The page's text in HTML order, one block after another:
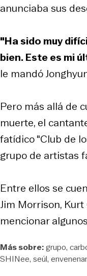
anunciaba sus
"Ha sido muy
bien. Este es mi
le mandó
Pero más allá de
muerte, el
fatídico "Club de
grupo de artistas
Entre ellos se
Jim Morrison,
mencionar
Más sobre:grupo
SHINee seúl